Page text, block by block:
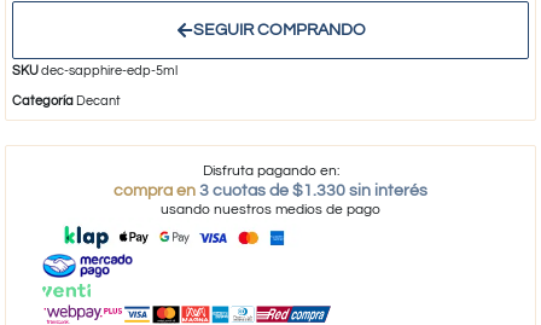
SEGUIR COMPRANDO
SKUdec-sapphire-edp-5ml
Categoría Decant
Disfruta pagando en:
compra en 3 cuotas de $1.330 sin interés
usando nuestros medios de pago